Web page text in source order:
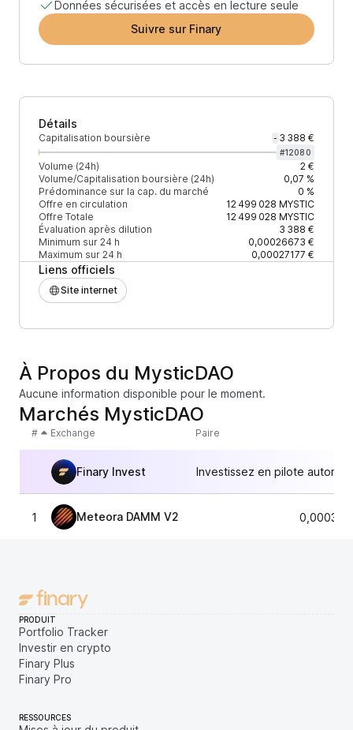
Données sécurisées et accès en lecture seule
Suivre sur Finary
Détails
Capitalisation boursière - 3 388 €
#12080
Volume (24h)
2 €
Volume/Capitalisation boursière (24h)
0,07 %
Prédominance sur la cap. du marché
0 %
Offre en circulation
12 499 028 MYSTIC
Offre Totale
12 499 028 MYSTIC
Évaluation après dilution
3 388 €
Minimum sur 24 h
0,00026673 €
Maximum sur 24 h
0,00027177 €
Liens officiels
Site internet
À Propos du MysticDAO
Aucune information disponible pour le moment.
Marchés MysticDAO
# Exchange Paire
Finary Invest Investissez en pilote
1 Meteora DAMM V2
PRODUIT
Portfolio Tracker
Investir en crypto
Finary Plus
Finary Pro
RESSOURCES